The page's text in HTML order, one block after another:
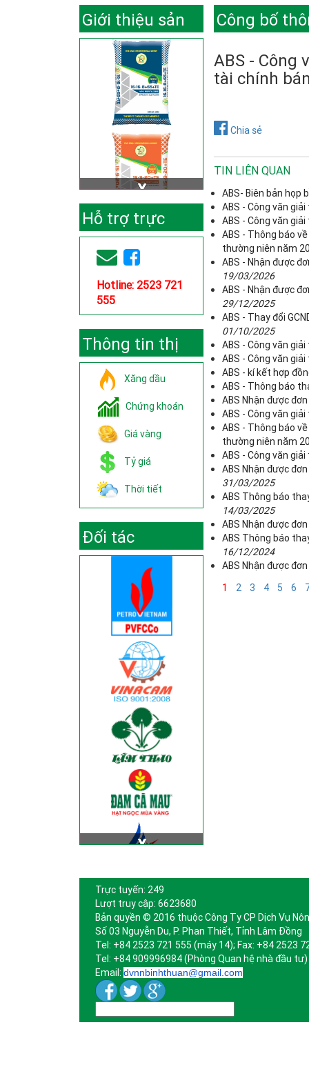
Giới thiệu sản
phẩm
Hỗ trợ trực
tuyến
Hotline: 2523 721
555
Thông tin thị
trườngXăng dầu
Chứng khoán
Giá vàng
Tỷ giá
Thời tiết
Đối tác
Công bố
ABS - Công
tài chính
Chia sẻ
TIN LIÊN QUAN
ABS- Biên bản họp
ABS - Công văn
ABS - Công văn
ABS - Thông báo
thường niên năm
ABS - Nhận được
19/03/2026
ABS - Nhận được
29/12/2025
ABS - Thay đổi
01/10/2025
ABS - Công văn
ABS - Công văn
ABS - kí kết hợp
ABS - Thông báo
ABS Nhận được
ABS - Công văn
ABS - Thông báo
thường niên năm
ABS - Công văn
ABS Nhận được
31/03/2025
ABS Thông báo
14/03/2025
ABS Nhận được
ABS Thông báo
16/12/2024
ABS Nhận được
1
2 3 4 5 6
Trực tuyến: 249
Lượt truy cập: 6623680
Bản quyền © 2016 thuộc Công Ty CP Dịch Vụ
Số 03 Nguyễn Du, P. Phan Thiết, Tỉnh Lâm Đồng
Tel: +84 2523 721 555 (máy 14); Fax: +84 2523
Tel: +84 909996984 (Phòng Quan hệ nhà đầu tư)
Email: dvnnbinhthuan@gmail.com